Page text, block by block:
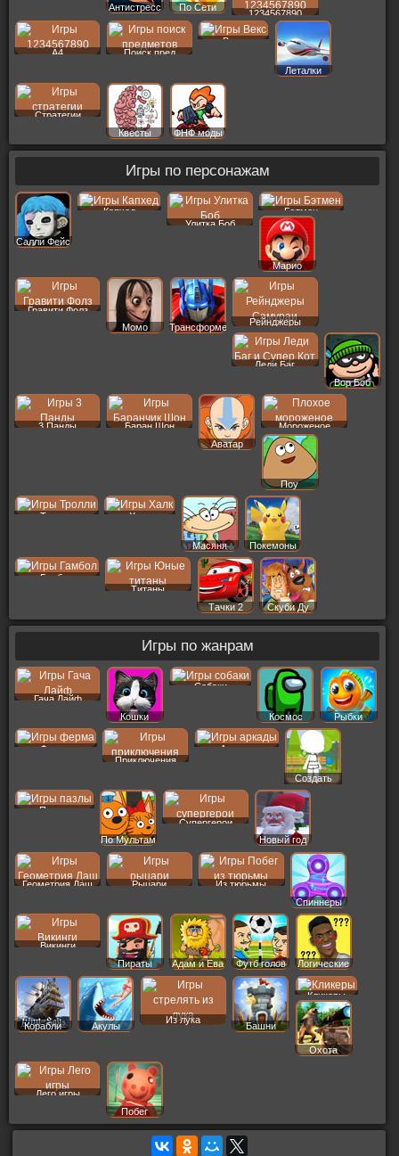
Антистресс
По Сети
1234567890
A4 Поиск пред
Векс
Леталки
Стратегии
Квесты
ФНФ моды
Игры по персонажам
Салли Фейс
Капхед
Улитка Боб
Бэтмен
Марио
Гравити Фолз
Момо
Трансформеры
Рейнджеры
Леди Баг
Вор Боб
3 Панды
Баран Шон
Аватар
Мороженое
Поу
Тролли Халк
Масяня Покемоны
Гамбол
Титаны
Тачки 2
Скуби Ду
Игры по жанрам
Гача Лайф
Кошки
Собаки
Космос Рыбки
Ферма
Приключения
Аркады
Создать
Пер
Пазлы
По Мультам
Супергерои
Новый год
Геометрия Даш Рыцари
Из тюрьмы
Спиннеры
Викинги
Пираты
Адам и Ева Футб голов Логические
Корабли Акулы
Из лука
Башни
Кликеры
Охота
Лего игры
Побег